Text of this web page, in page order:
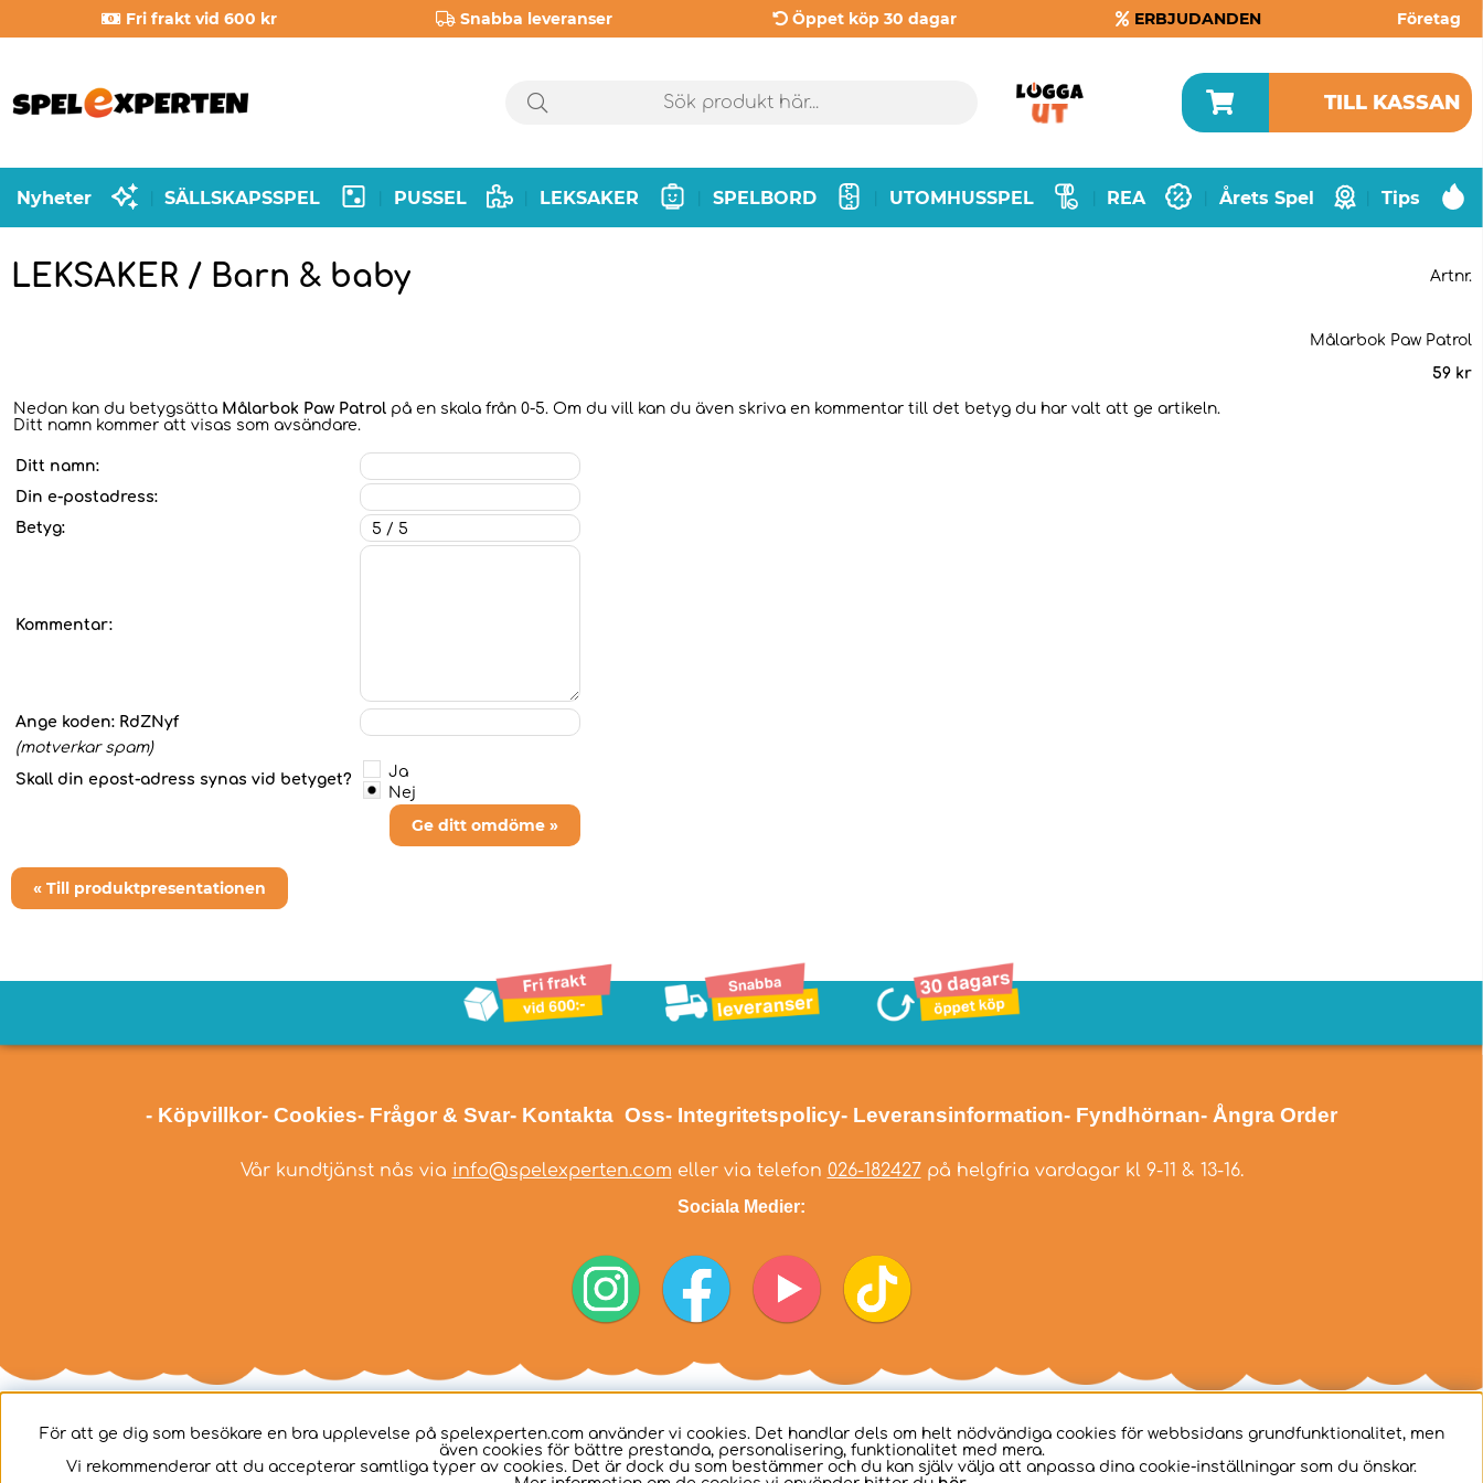
Fri frakt vid 600 kr Snabba leveranser Öppet köp 30 dagar ERBJUDANDEN Företag
TILL KASSAN
Nyheter SÄLLSKAPSSPEL PUSSEL LEKSAKER SPELBORD UTOMHUSSPEL REA Årets Spel Tips
LEKSAKER / Barn & baby Artnr.
Målarbok Paw Patrol
59 kr
Nedan kan du betygsätta Målarbok Paw Patrol på en skala från 0-5. Om du vill kan du även skriva en kommentar till det betyg du har valt att ge artikeln.
Ditt namn kommer att visas som avsändare.
Ditt namn:
Din e-postadress:
Betyg:
Kommentar:
Ange koden: RdZNyf
(motverkar spam)
Skall din epost-adress synas vid betyget?
Ja
Nej
Ge ditt omdöme »
« Till produktpresentationen
- Köpvillkor- Cookies- Frågor & Svar- Kontakta Oss- Integritetspolicy- Leveransinformation- Fyndhörnan- Ångra Order
Vår kundtjänst nås via info@spelexperten.com eller via telefon 026-182427på helgfria vardagar kl 9-11 & 13-16.
Sociala Medier:
För att ge dig som besökare en bra upplevelse på spelexperten.com använder vi cookies. Det handlar dels om helt nödvändiga cookies för webbsidans grundfunktionalitet, men
även cookies för bättre prestanda, personalisering, funktionalitet med mera.
Vi rekommenderar att du accepterar samtliga typer av cookies. Det är dock du som bestämmer och du kan själv välja att anpassa dina cookie-inställningar som du önskar.